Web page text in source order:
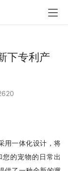
下专利产
用一体化设计，将
的宠物的日常出